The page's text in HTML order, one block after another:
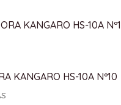
KANGARO HS-10A Nº10